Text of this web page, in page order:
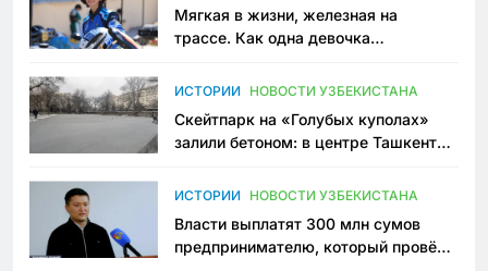
Мягкая в жизни, железная на
трассе. Как одна девочка
Узбекистане
ИСТОРИИ НОВОСТИ УЗБЕКИСТАНА
Скейтпарк на «Голубых куполах»
залили бетоном: в центре Ташкента
пространство
ИСТОРИИ НОВОСТИ УЗБЕКИСТАНА
Власти выплатят 300 млн сумов
предпринимателю, который провёл